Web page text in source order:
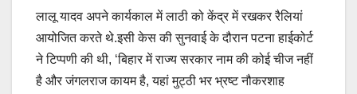
लालू यादव अपने कार्यकाल में लाठी को केंद्र में रखकर रैलियां
आयोजित करते थे.इसी केस की सुनवाई के दौरान पटना हाईकोर्ट
ने टिप्पणी की थी, ‘बिहार में राज्य सरकार नाम की कोई चीज नहीं
है और जंगलराज कायम है, यहां मुट्ठी भर भ्रष्ट नौकरशाह